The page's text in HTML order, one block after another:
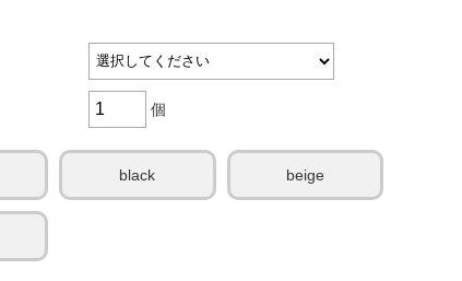
個
black beige